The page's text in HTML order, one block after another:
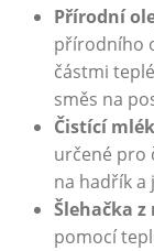
Přírodní
přírodního
částmi
směs na
Čistící
určené pro
na hadřík a
Šlehačka z
pomocí